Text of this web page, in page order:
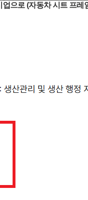
으로 (자동차 시트 프